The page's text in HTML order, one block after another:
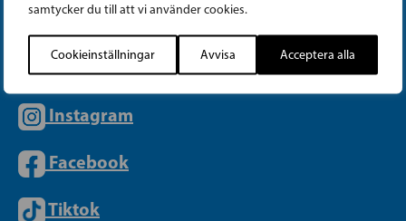
samtycker du till att vi använder cookies.
Cookieinställningar Avvisa Acceptera alla
Instagram
Facebook
Tiktok